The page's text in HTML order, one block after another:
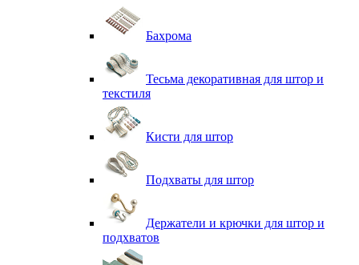
Бахрома
Тесьма декоративная для штор и
текстиля
Кисти для штор
Подхваты для штор
Держатели и крючки для штор и
подхватов